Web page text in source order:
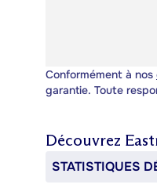
Conformément à nos
garantie. Toute
Découvrez
STATISTIQUES